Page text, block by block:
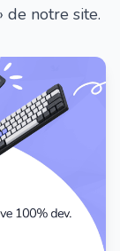
de notre site.